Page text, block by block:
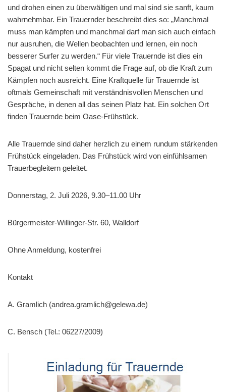
und drohen einen zu überwältigen und mal sind sie sanft, kaum
wahrnehmbar. Ein Trauernder beschreibt dies so: „Manchmal
muss man kämpfen und manchmal darf man sich auch einfach
nur ausruhen, die Wellen beobachten und lernen, ein noch
besserer Surfer zu werden.“ Für viele Trauernde ist dies ein
Spagat und nicht selten kommt die Frage auf, ob die Kraft zum
Kämpfen noch ausreicht. Eine Kraftquelle für Trauernde ist
oftmals Gemeinschaft mit verständnisvollen Menschen und
Gespräche, in denen all das seinen Platz hat. Ein solchen Ort
finden Trauernde beim Oase-Frühstück.
Alle Trauernde sind daher herzlich zu einem rundum stärkenden
Frühstück eingeladen. Das Frühstück wird von einfühlsamen
Trauerbegleitern geleitet.
Donnerstag, 2. Juli 2026, 9.30–11.00 Uhr
Bürgermeister-Willinger-Str. 60, Walldorf
Ohne Anmeldung, kostenfrei
Kontakt
A. Gramlich (andrea.gramlich@gelewa.de)
C. Bensch (Tel.: 06227/2009)